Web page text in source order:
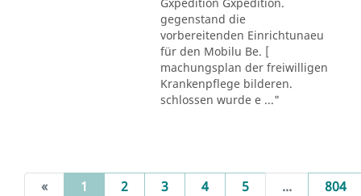
gegenstand die
vorbereitenden Einrichtunaeu
für den Mobilu Be. [
machungsplan der freiwilligen
Krankenpflege bilderen.
schlossen wurde e ..."
« 1 (current)
2 3 4 5 ... 804